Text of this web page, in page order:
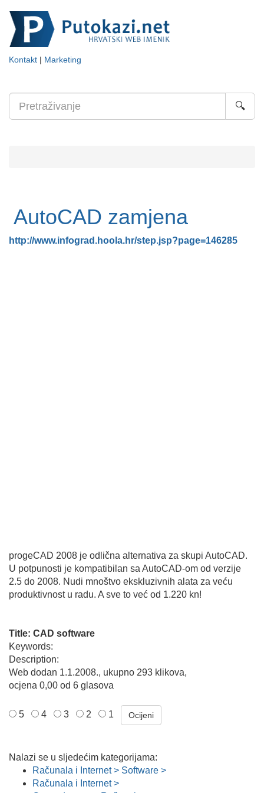
Kontakt Marketing
🔍
AutoCAD zamjena
http://www.infograd.hoola.hr/step.jsp?page=146285
progeCAD 2008 je odlična alternativa za skupi AutoCAD.
U potpunosti je kompatibilan sa AutoCAD-om od verzije
2.5 do 2008. Nudi mnoštvo ekskluzivnih alata za veću
produktivnost u radu. A sve to već od 1.220 kn!
Title: CAD software
Keywords:
Description:
Web dodan 1.1.2008., ukupno 293 klikova,
ocjena 0,00 od 6 glasova
5 4 3 2 1
Nalazi se u sljedećim kategorijama:
Računala i Internet > Software >
Računala i Internet >